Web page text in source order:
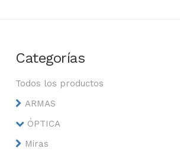
Categorías
Todos los productos
ARMAS
ÓPTICA
Miras